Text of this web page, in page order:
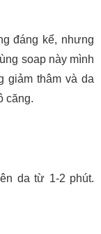
đáng kể, nhưng
soap này mình
giảm thâm và da
căng.
da từ 1-2 phút.